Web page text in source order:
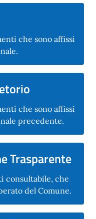
che sono affissi
che sono affissi
precedente.
Trasparente
consultabile, che
del Comune.